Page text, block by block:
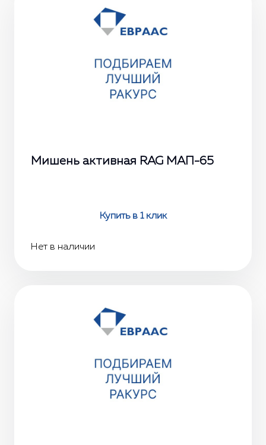
Мишень активная RAG МАП-65
Купить в 1 клик
Нет в наличии